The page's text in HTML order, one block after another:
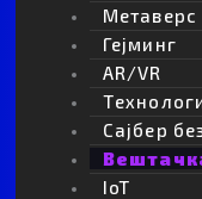
Метаверс
Гејминг
AR/VR
Сајбер
IoT